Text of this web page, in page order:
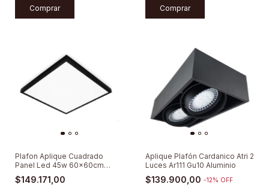
Comprar Comprar
Plafon Aplique Cuadrado
Panel Led 45w 60x60cm
Difusor
$149.171,00
Aplique Plafón Cardanico Atri 2
Luces Ar111 Gu10 Aluminio
$139.900,00 -12% OFF